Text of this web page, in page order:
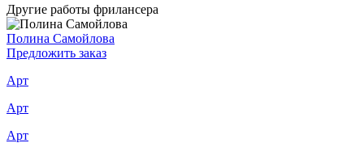
Другие работы фрилансера
Полина Самойлова
Предложить заказ
Арт
Арт
Арт